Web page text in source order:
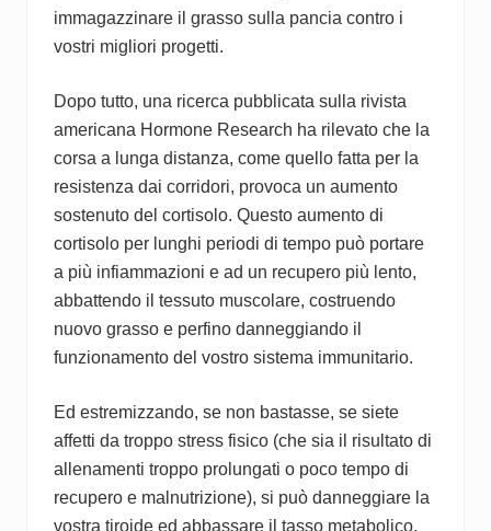
immagazzinare il grasso sulla pancia contro i
vostri migliori progetti.
Dopo tutto, una ricerca pubblicata sulla rivista
americana Hormone Research ha rilevato che la
corsa a lunga distanza, come quello fatta per la
resistenza dai corridori, provoca un aumento
sostenuto del cortisolo. Questo aumento di
cortisolo per lunghi periodi di tempo può portare
a più infiammazioni e ad un recupero più lento,
abbattendo il tessuto muscolare, costruendo
nuovo grasso e perfino danneggiando il
funzionamento del vostro sistema immunitario.
Ed estremizzando, se non bastasse, se siete
affetti da troppo stress fisico (che sia il risultato di
allenamenti troppo prolungati o poco tempo di
recupero e malnutrizione), si può danneggiare la
vostra tiroide ed abbassare il tasso metabolico,